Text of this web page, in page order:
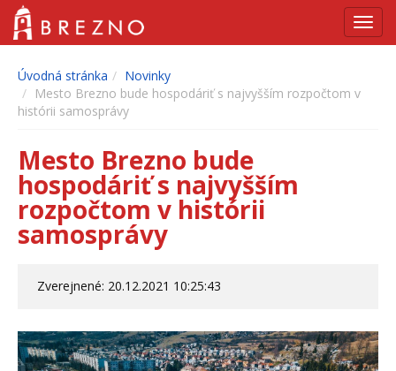
Úvodná stránka
Novinky
Mesto Brezno bude hospodáriť s najvyšším rozpočtom v
histórii samosprávy
Mesto Brezno bude
hospodáriť s najvyšším
rozpočtom v histórii
samosprávy
Zverejnené: 20.12.2021 10:25:43